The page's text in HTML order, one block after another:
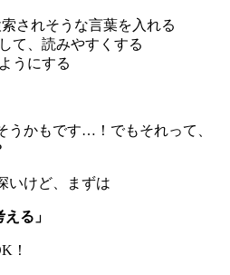
されそうな言葉を入れる
て、読みやすくする
うにする
うかもです…！でもそれって、
いけど、まずは
る」
！